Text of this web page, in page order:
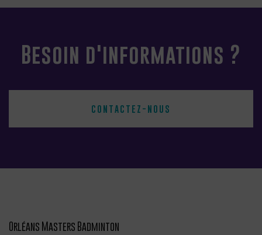
Besoin d'informations ?
CONTACTEZ-NOUS
Orléans Masters Badminton